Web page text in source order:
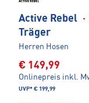
Active Rebel ·
Träger
Herren Hosen
€ 149,99
Onlinepreis inkl.
UVP* € 199,99